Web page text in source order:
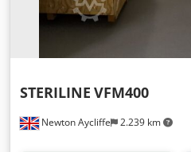
Newton Aycliffe 2.239 km
STERILINE VFM400